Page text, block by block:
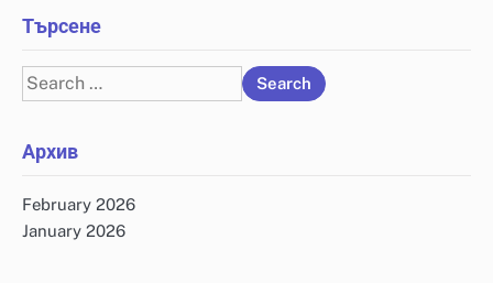
Търсене
Search
for:
Архив
February 2026
January 2026